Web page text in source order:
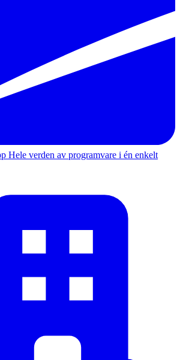
Hele verden av programvare i én enkelt